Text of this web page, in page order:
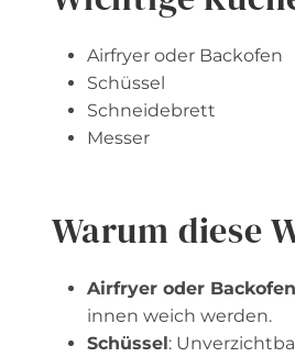
Airfryer oder Backofen
Schüssel
Schneidebrett
Messer
Warum diese
Airfryer oder Backofen
innen weich werden.
Schüssel :